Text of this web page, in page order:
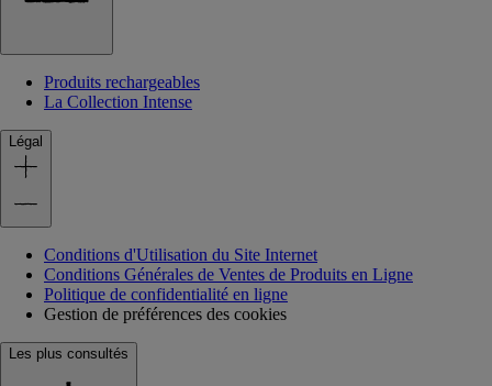
Produits rechargeables
La Collection Intense
Légal
Conditions d'Utilisation du Site Internet
Conditions Générales de Ventes de Produits en Ligne
Politique de confidentialité en ligne
Gestion de préférences des cookies
Les plus consultés